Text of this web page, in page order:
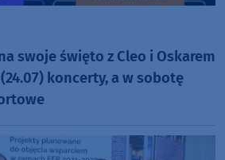
swoje święto z Cleo i Oskarem
koncerty, a w sobotę